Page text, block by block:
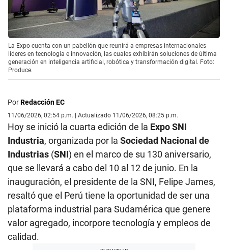
La Expo cuenta con un pabellón que reunirá a empresas internacionales
líderes en tecnología e innovación, las cuales exhibirán soluciones de última
generación en inteligencia artificial, robótica y transformación digital. Foto:
Produce.
PorRedacción EC
11/06/2026, 02:54 p.m. | Actualizado 11/06/2026, 08:25 p.m.
Hoy se inició la cuarta edición de la Expo SNI
Industria, organizada por la Sociedad Nacional de
Industrias (SNI) en el marco de su 130 aniversario,
que se llevará a cabo del 10 al 12 de junio. En la
inauguración, el presidente de la SNI, Felipe James,
resaltó que el Perú tiene la oportunidad de ser una
plataforma industrial para Sudamérica que genere
valor agregado, incorpore tecnología y empleos de
calidad.